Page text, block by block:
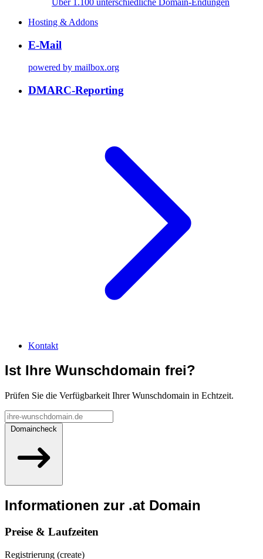
Hosting & Addons
E-Mail
powered by mailbox.org
DMARC-Reporting
Kontakt
Ist Ihre Wunschdomain frei?
Prüfen Sie die Verfügbarkeit Ihrer Wunschdomain in Echtzeit.
Domaincheck
Informationen zur .at Domain
Preise & Laufzeiten
Registrierung (create)